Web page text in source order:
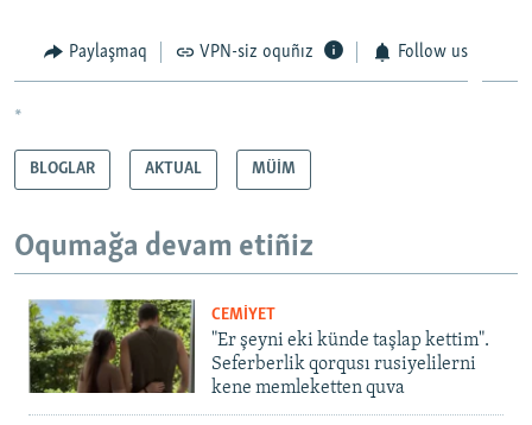
Paylaşmaq VPN-siz oquñız Follow us
*
BLOGLAR AKTUAL MÜİM
Oqumağa devam etiñiz
CEMİYET
"Er şeyni eki künde taşlap kettim".
Seferberlik qorqusı rusiyelilerni
kene memleketten quva